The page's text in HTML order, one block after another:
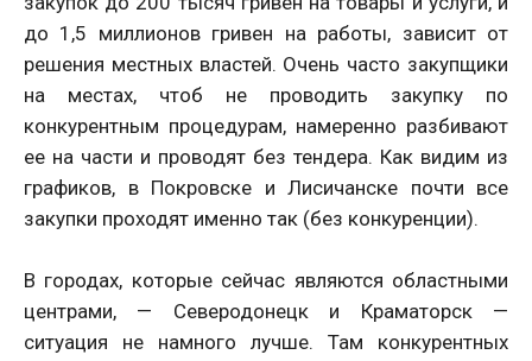
до 1,5 миллионов гривен на работы, зависит от
решения местных властей. Очень часто закупщики
на местах, чтоб не проводить закупку по
конкурентным процедурам, намеренно разбивают
ее на части и проводят без тендера. Как видим из
графиков, в Покровске и Лисичанске почти все
закупки проходят именно так (без конкуренции).
В городах, которые сейчас являются областными
центрами, — Северодонецк и Краматорск —
ситуация не намного лучше. Там конкурентных